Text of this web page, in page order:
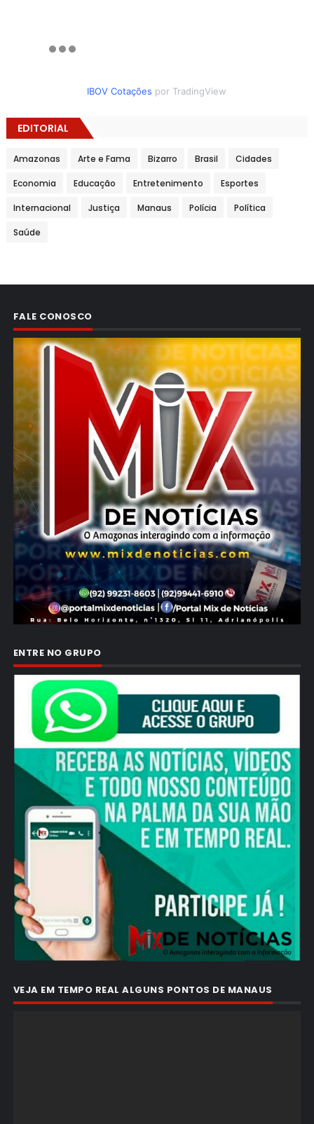
IBOV Cotações por TradingView
EDITORIAL
Amazonas Arte e Fama Bizarro Brasil Cidades
Economia Educação Entretenimento Esportes
Internacional Justiça Manaus Polícia Política
Saúde
FALE CONOSCO
ENTRE NO GRUPO
VEJA EM TEMPO REAL ALGUNS PONTOS DE MANAUS